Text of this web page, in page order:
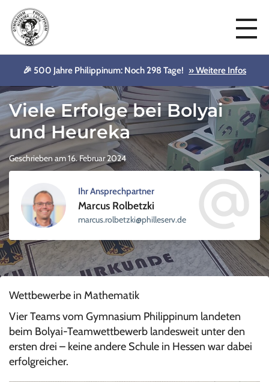
🎉 500 Jahre Philippinum: Noch 298 Tage! » Weitere Infos
Viele Erfolge bei Bolyai
und Heureka
Geschrieben am 16. Februar 2024
Ihr Ansprechpartner
Marcus Rolbetzki
ed.vre
sellihp@ikzteblor.sucram
Wettbewerbe in Mathematik
Vier Teams vom Gymnasium Philippinum landeten
beim Bolyai-Teamwettbewerb landesweit unter den
ersten drei – keine andere Schule in Hessen war dabei
erfolgreicher.